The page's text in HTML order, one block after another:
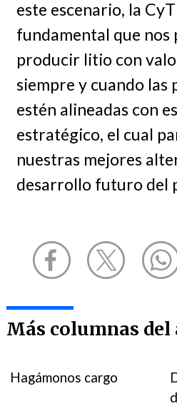
este escenario, la
fundamental que
producir litio con
siempre y cuando las
estén alineadas con
estratégico, el cual
nuestras mejores
desarrollo futuro del
Más columnas
Hagámonos cargo